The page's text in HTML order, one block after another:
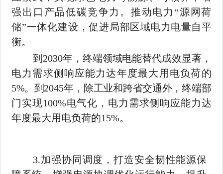
强出口产品低碳竞争力。推动电力 “源网荷
储”一体化建设，促进局部区域电力电量自平
衡。
到 2030年，终端领域电能替代成效显著，
电力需求侧响应能力达年度最大用电负荷的
5%。到 2045年，除工业和跨省交通外，终端部
门实现100%电气化，电力需求侧响应能力达
年度最大用电负荷的15%。
3.加强协同调度，打造安全韧性能源保